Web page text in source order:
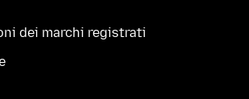
dei marchi registrati